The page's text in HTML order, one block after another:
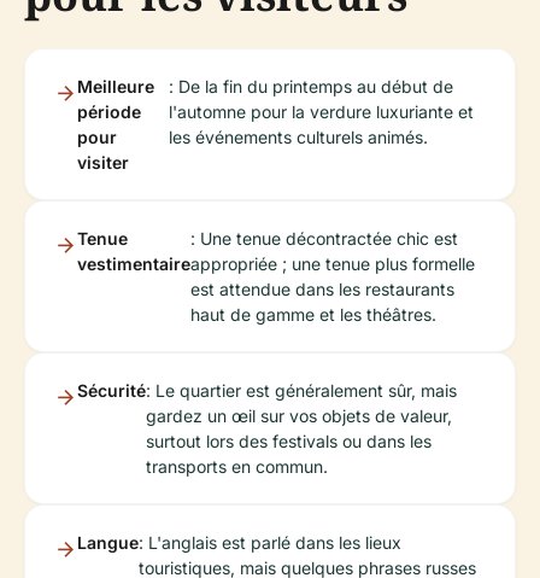
Meilleure
période
pour
visiter
: De la fin du printemps au début de
l'automne pour la verdure luxuriante et
les événements culturels animés.
Tenue
vestimentaire
: Une tenue décontractée chic est
appropriée ; une tenue plus formelle
est attendue dans les restaurants
haut de gamme et les théâtres.
Sécurité: Le quartier est généralement sûr, mais
gardez un œil sur vos objets de valeur,
surtout lors des festivals ou dans les
transports en commun.
Langue: L'anglais est parlé dans les lieux
touristiques, mais quelques phrases russes